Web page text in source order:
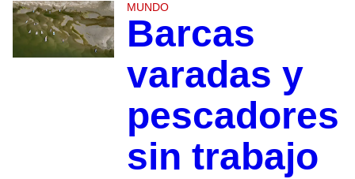
MUNDO
Barcas
varadas y
pescadores
sin trabajo